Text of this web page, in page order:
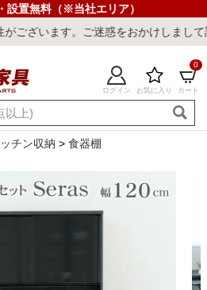
設置無料（※当社エリア）
惑をおかけしまして誠に申し訳ござい
ログイン お気に入り カート
0
新規会員登録
閲覧履歴
チン収納 食器棚